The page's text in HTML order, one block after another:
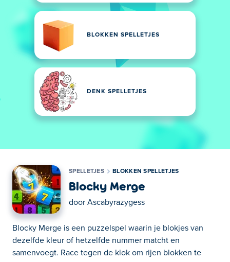
BLOKKEN SPELLETJES
DENK SPELLETJES
SPELLETJES BLOKKEN SPELLETJES
Blocky Merge
door Ascabyrazygess
Blocky Merge is een puzzelspel waarin je blokjes van
dezelfde kleur of hetzelfde nummer matcht en
samenvoegt. Race tegen de klok om rijen blokken te